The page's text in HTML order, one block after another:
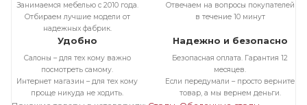
Занимаемся мебелью с 2010 года.
Отбираем лучшие модели от
надежных фабрик.
Отвечаем на вопросы покупателей
в течение 10 минут
Удобно
Салоны – для тех кому важно
посмотреть самому.
Интернет магазин – для тех кому
проще никуда не ходить.
Надежно и безопасно
Безопасная оплата. Гарантия 12
месяцев.
Если передумали – просто верните
товар, а мы вернем деньги.